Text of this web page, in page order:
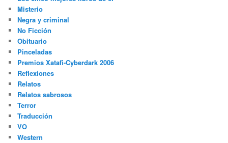
Misterio
Negra y criminal
No Ficción
Obituario
Pinceladas
Premios Xatafi-Cyberdark 2006
Reflexiones
Relatos
Relatos sabrosos
Terror
Traducción
VO
Western